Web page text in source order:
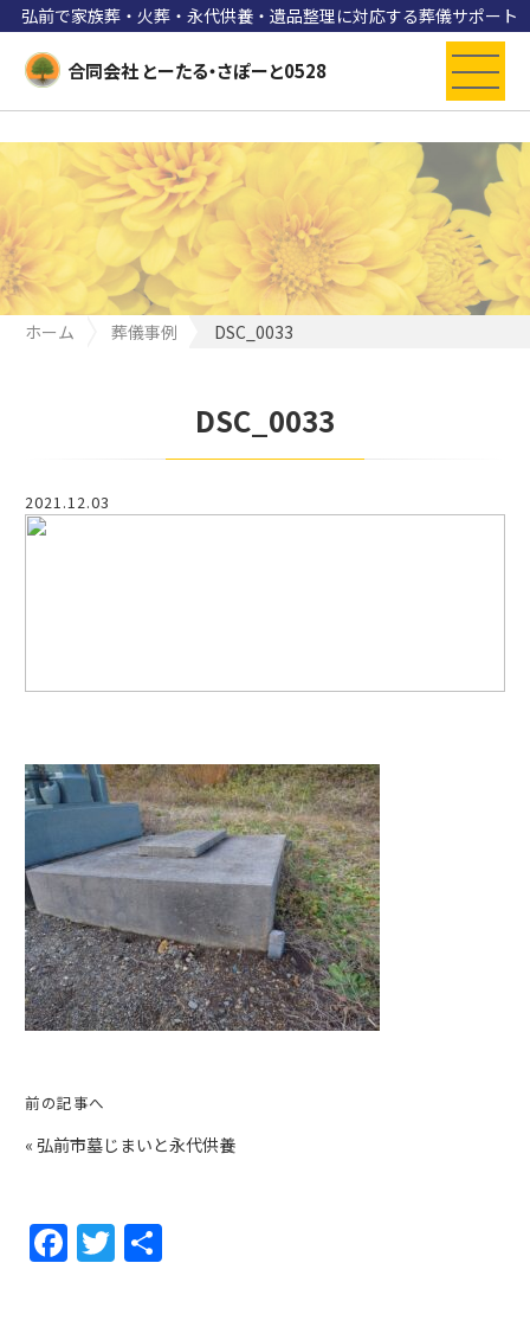
弘前で家族葬・火葬・永代供養・遺品整理に対応する葬儀サポート
合同会社 とーたる・さぽーと0528
ホーム 葬儀事例 DSC_0033
DSC_0033
2021.12.03
前の記事へ
« 弘前市墓じまいと永代供養
F
a
T
w